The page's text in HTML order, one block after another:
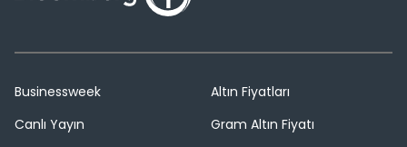
Businessweek
Canlı Yayın
Altın Fiyatları
Gram Altın Fiyatı